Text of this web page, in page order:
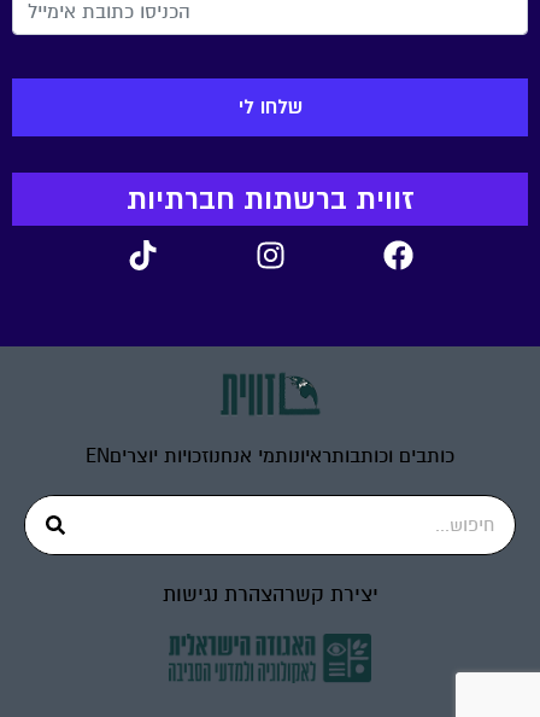
זווית ברשתות חברתיות
כותבים וכותבותראיונותמי אנחנוזכויות יוצריםEN
יצירת קשרהצהרת נגישות